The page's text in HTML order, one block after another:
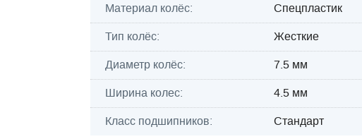
Материал колёс:
Спецпластик
Тип колёс:
Жесткие
Диаметр колёс:
7.5 мм
Ширина колес:
4.5 мм
Класс подшипников:
Стандарт